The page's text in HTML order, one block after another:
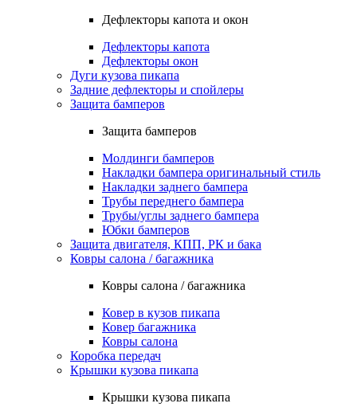
Дефлекторы капота и окон
Дефлекторы капота
Дефлекторы окон
Дуги кузова пикапа
Задние дефлекторы и спойлеры
Защита бамперов
Защита бамперов
Молдинги бамперов
Накладки бампера оригинальный стиль
Накладки заднего бампера
Трубы переднего бампера
Трубы/углы заднего бампера
Юбки бамперов
Защита двигателя, КПП, РК и бака
Ковры салона / багажника
Ковры салона / багажника
Ковер в кузов пикапа
Ковер багажника
Ковры салона
Коробка передач
Крышки кузова пикапа
Крышки кузова пикапа